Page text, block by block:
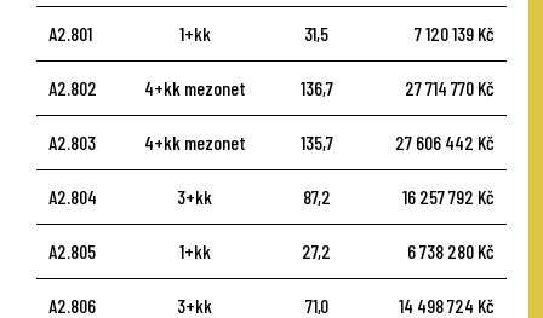
A2.801 1+kk 31,5 7 120 139 Kč
A2.802 4+kk mezonet 136,7 27 714 770 Kč
A2.803 4+kk mezonet 135,7 27 606 442 Kč
A2.804 3+kk 87,2 16 257 792 Kč
A2.805 1+kk 27,2 6 738 280 Kč
A2.806 3+kk 71,0 14 498 724 Kč